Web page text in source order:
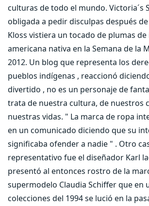
culturas de todo el mundo. Victoria´s
obligada a pedir disculpas después
Kloss vistiera un tocado de plumas
americana nativa en la Semana de la
2012. Un blog que representa los
pueblos indígenas , reaccionó
divertido , no es un personaje de
trata de nuestra cultura, de nuestros
nuestras vidas. " La marca de ropa
en un comunicado diciendo que su
significaba ofender a nadie " . Otro
representativo fue el diseñador Karl
presentó al entonces rostro de la
supermodelo Claudia Schiffer que en
colecciones del 1994 se lució en la